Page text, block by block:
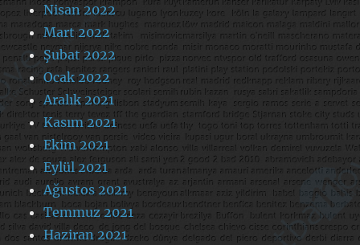
Nisan 2022
Mart 2022
Şubat 2022
Ocak 2022
Aralık 2021
Kasım 2021
Ekim 2021
Eylül 2021
Ağustos 2021
Temmuz 2021
Haziran 2021